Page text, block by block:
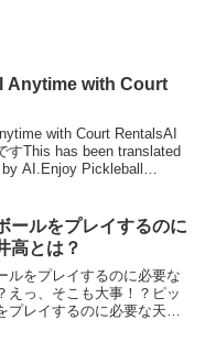
Anytime with Court
with Court RentalsAI
すThis has been translated
AI.Enjoy Pickleball
ールをプレイするのに
高とは？
ルをプレイするのに必要な
えっ、そこも大事！？ピッ
プレイするのに必要な天井